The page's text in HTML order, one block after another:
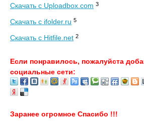
Скачать с Uploadbox.com 3
Скачать с ifolder.ru 5
Скачать с Hitfile.net 2
Если понравилось, пожалуйста
социальные сети:
Заранее огромное Спасибо !!!